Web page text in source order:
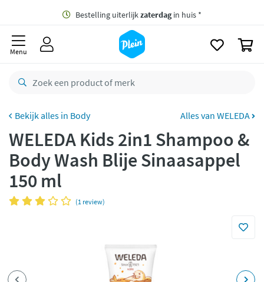
Gratis bezorging vanaf 35,- *
Bestelling uiterlijkzaterdag
retourneren
Betaal met Klarna
Menu
Body Alles van WELEDA
WELEDA Kids 2in1 Shampoo &
Body Wash Blije Sinaasappel
150 ml
(1 review)